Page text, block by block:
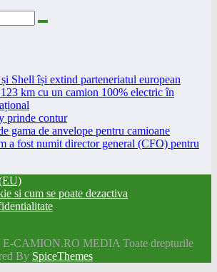
Shell își extind parteneriatul european
km cu un camion 100% electric în
prinde contur
gama de anvelope pentru camioane
a fost numit director general (CFO) pentru
si cum se poate dezactiva
CAMION.RO MEDIA Toate drepturile
By SpiceThemes